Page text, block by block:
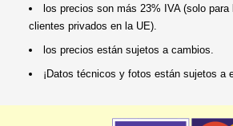
los precios son más 23% IVA (solo
clientes privados en la UE).
los precios están sujetos a cambios.
¡Datos técnicos y fotos están sujetos a